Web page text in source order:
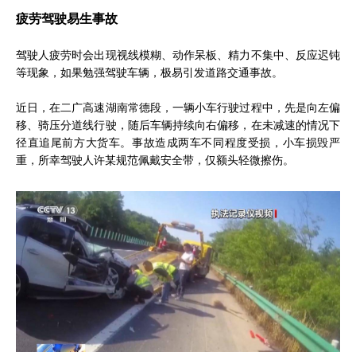
疲劳驾驶易生事故
驾驶人疲劳时会出现视线模糊、动作呆板、精力不集中、反应迟钝
等现象，如果勉强驾驶车辆，极易引发道路交通事故。
近日，在二广高速湖南常德段，一辆小车行驶过程中，先是向左偏
移、骑压分道线行驶，随后车辆持续向右偏移，在未减速的情况下
径直追尾前方大货车。事故造成两车不同程度受损，小车损毁严
重，所幸驾驶人许某规范佩戴安全带，仅额头轻微擦伤。